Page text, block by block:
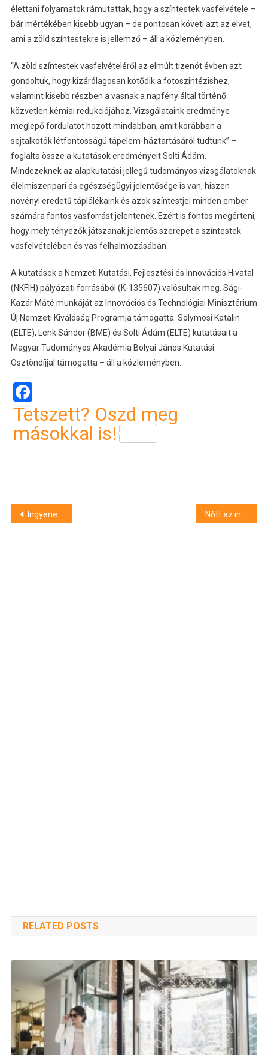
élettani folyamatok rámutattak, hogy a színtestek vasfelvétele –
bár mértékében kisebb ugyan – de pontosan követi azt az elvet,
ami a zöld színtestekre is jellemző – áll a közleményben.
“A zöld színtestek vasfelvételéről az elmúlt tizenöt évben azt
gondoltuk, hogy kizárólagosan kötődik a fotoszintézishez,
valamint kisebb részben a vasnak a napfény által történő
közvetlen kémiai redukciójához. Vizsgálataink eredménye
meglepő fordulatot hozott mindabban, amit korábban a
sejtalkotók létfontosságú tápelem-háztartásáról tudtunk” –
foglalta össze a kutatások eredményeit Solti Ádám.
Mindezeknek az alapkutatási jellegű tudományos vizsgálatoknak
élelmiszeripari és egészségügyi jelentősége is van, hiszen
növényi eredetű táplálékaink és azok színtestjei minden ember
számára fontos vasforrást jelentenek. Ezért is fontos megérteni,
hogy mely tényezők játszanak jelentős szerepet a színtestek
vasfelvételében és vas felhalmozásában.
A kutatások a Nemzeti Kutatási, Fejlesztési és Innovációs Hivatal
(NKFIH) pályázati forrásából (K-135607) valósultak meg. Sági-
Kazár Máté munkáját az Innovációs és Technológiai Minisztérium
Új Nemzeti Kiválóság Programja támogatta. Solymosi Katalin
(ELTE), Lenk Sándor (BME) és Solti Ádám (ELTE) kutatásait a
Magyar Tudományos Akadémia Bolyai János Kutatási
Ösztöndíjjal támogatta – áll a közleményben.
Facebook
Tetszett? Oszd meg
másokkal is!
Bejegyzés
Ingyenes programokkal várja a látogatókat a Magyar Nemzeti Múzeum
RELATED POSTS